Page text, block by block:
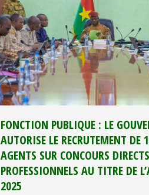
FONCTION PUBLIQUE : LE
AUTORISE LE RECRUTEMENT DE
AGENTS SUR CONCOURS
PROFESSIONNELS AU TITRE DE
2025